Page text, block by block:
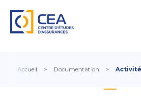
Accueil > Documentation >